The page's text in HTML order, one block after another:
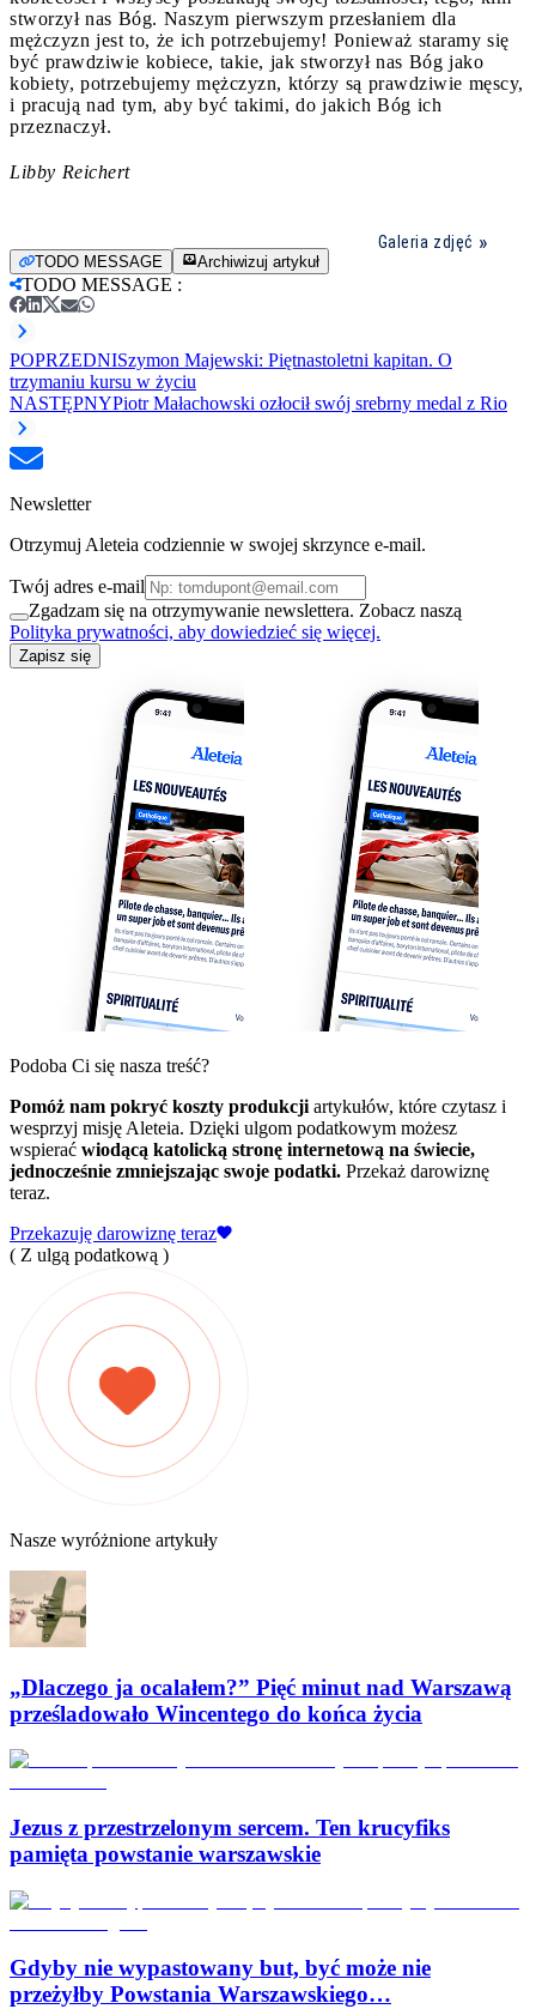
stworzył nas Bóg. Naszym pierwszym przesłaniem dla
mężczyzn jest to, że ich potrzebujemy! Ponieważ staramy się
być prawdziwie kobiece, takie, jak stworzył nas Bóg jako
kobiety, potrzebujemy mężczyzn, którzy są prawdziwie męscy,
i pracują nad tym, aby być takimi, do jakich Bóg ich
przeznaczył.
Libby Reichert
Galeria zdjęć
TODO MESSAGE Archiwizuj artykuł
TODO MESSAGE :
POPRZEDNISzymon Majewski: Piętnastoletni kapitan. O
trzymaniu kursu w życiu
NASTĘPNYPiotr Małachowski ozłocił swój srebrny medal z Rio
Newsletter
Otrzymuj Aleteia codziennie w swojej skrzynce e-mail.
Twój adres e-mail
Zgadzam się na otrzymywanie newslettera. Zobacz naszą
Polityka prywatności, aby dowiedzieć się więcej.
Zapisz się
Podoba Ci się nasza treść?
Pomóż nam pokryć koszty produkcji artykułów, które czytasz i
wesprzyj misję Aleteia. Dzięki ulgom podatkowym możesz
wspierać wiodącą katolicką stronę internetową na świecie,
jednocześnie zmniejszając swoje podatki. Przekaż darowiznę
teraz.
Przekazuję darowiznę teraz
( Z ulgą podatkową )
Nasze wyróżnione artykuły
„Dlaczego ja ocalałem?” Pięć minut nad Warszawą
prześladowało Wincentego do końca życia
Jezus z przestrzelonym sercem. Ten krucyfiks
pamięta powstanie warszawskie
Gdyby nie wypastowany but, być może nie
przeżyłby Powstania Warszawskiego…